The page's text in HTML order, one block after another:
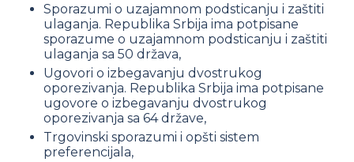
Sporazumi o uzajamnom podsticanju i zaštiti
ulaganja. Republika Srbija ima potpisane
sporazume o uzajamnom podsticanju i zaštiti
ulaganja sa 50 država,
Ugovori o izbegavanju dvostrukog
oporezivanja. Republika Srbija ima potpisane
ugovore o izbegavanju dvostrukog
oporezivanja sa 64 države,
Trgovinski sporazumi i opšti sistem
preferencijala,